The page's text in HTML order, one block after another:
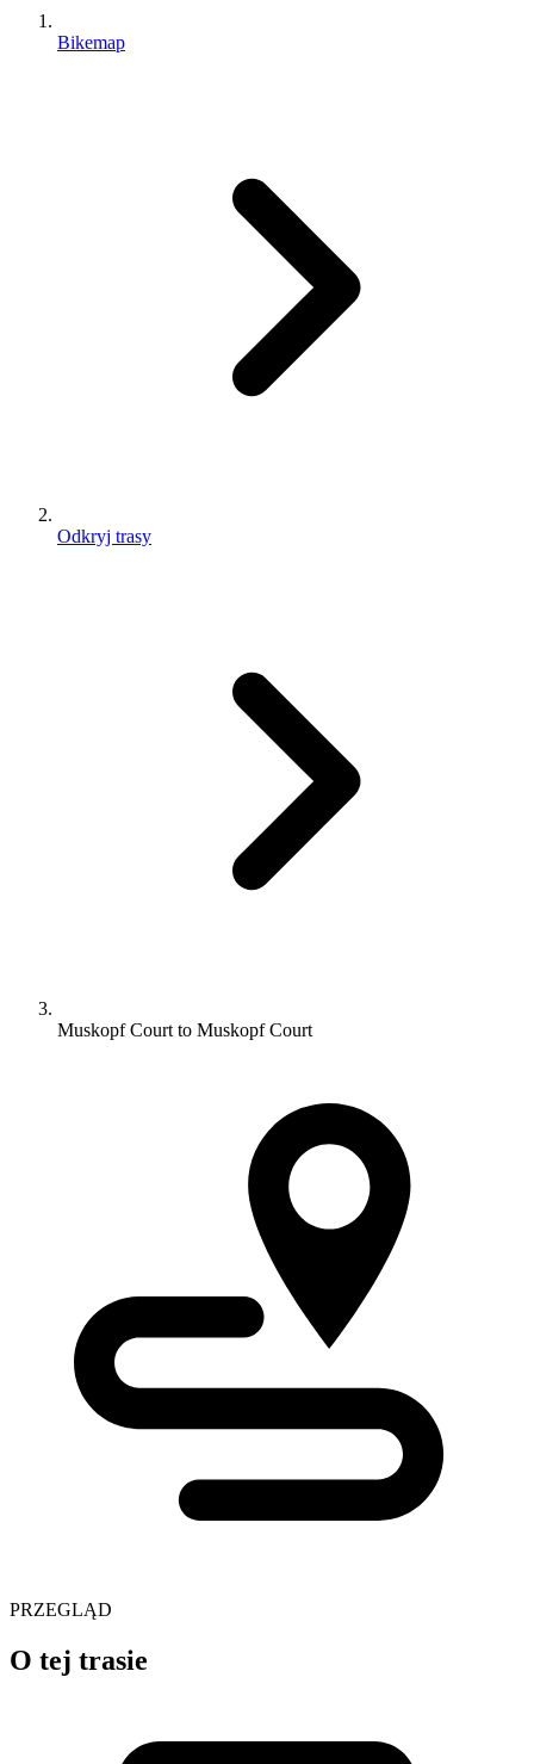
Bikemap
Odkryj trasy
Muskopf Court to Muskopf Court
PRZEGLĄD
O tej trasie